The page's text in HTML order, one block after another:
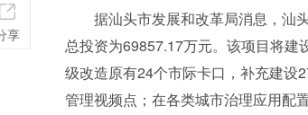
据汕头市发展和改革局消息，汕头
总投资为69857.17万元。该项目将建
级改造原有24个市际卡口，补充建设
管理视频点；在各类城市治理应用配
享